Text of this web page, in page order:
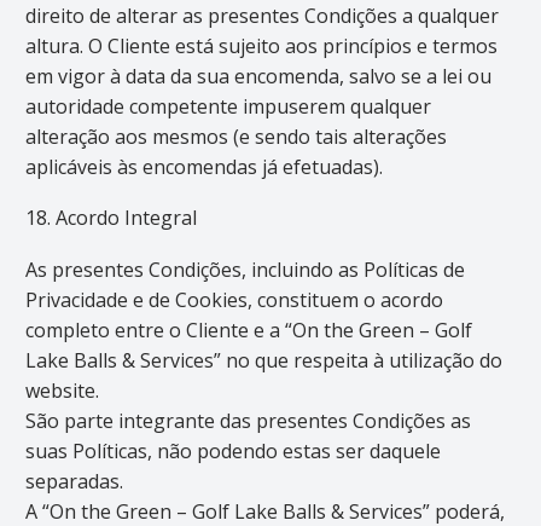
direito de alterar as presentes Condições a qualquer
altura. O Cliente está sujeito aos princípios e termos
em vigor à data da sua encomenda, salvo se a lei ou
autoridade competente impuserem qualquer
alteração aos mesmos (e sendo tais alterações
aplicáveis às encomendas já efetuadas).
18. Acordo Integral
As presentes Condições, incluindo as Políticas de
Privacidade e de Cookies, constituem o acordo
completo entre o Cliente e a “On the Green – Golf
Lake Balls & Services” no que respeita à utilização do
website.
São parte integrante das presentes Condições as
suas Políticas, não podendo estas ser daquele
separadas.
A “On the Green – Golf Lake Balls & Services” poderá,